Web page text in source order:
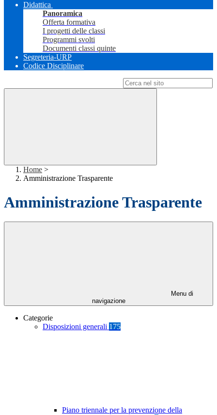
Didattica
Panoramica
Offerta formativa
I progetti delle classi
Programmi svolti
Documenti classi quinte
Segreteria-URP
Codice Disciplinare
Home >
Amministrazione Trasparente
Amministrazione Trasparente
Menu di
navigazione
Categorie
Disposizioni generali 175
Piano triennale per la prevenzione della